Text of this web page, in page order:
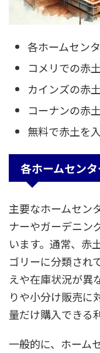
各ホームセン
コメリでの赤
カインズの赤
コーナンの赤
無料で赤土を
各ホームセン
主要なホームセン
ナーやガーデニン
います。通常、赤
ゴリーに分類され
えや在庫状況が異
りや小分け販売に
量だけ購入できる
一般的に、ホーム